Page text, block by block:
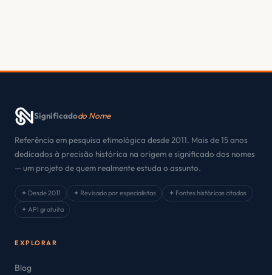
Significadodo Nome
Referência em pesquisa etimológica desde 2011. Mais de 15 anos
dedicados à precisão histórica na origem e significado dos nomes
— um projeto de quem realmente estuda o assunto.
✦ Desde 2011 ✦ Revisado por especialistas
✦ Fontes históricas citadas
✦ API gratuita
EXPLORAR
Blog